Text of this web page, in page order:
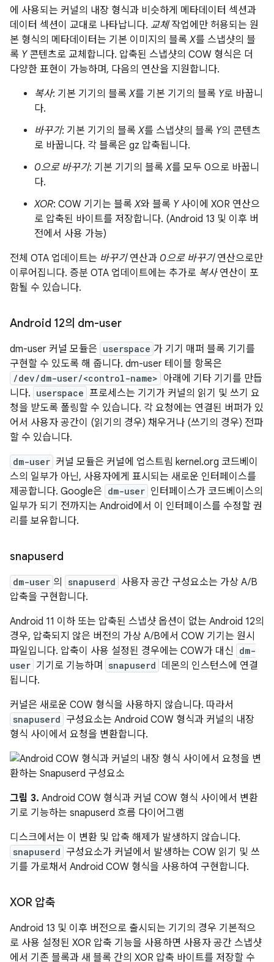
에 사용되는 커널의 내장 형식과 비슷하게 메타데이터 섹션과
데이터 섹션이 교대로 나타납니다. 교체작업에만 허용되는 원
본 형식의 메타데이터는 기본 이미지의 블록X를 스냅샷의 블
록 Y콘텐츠로 교체합니다. 압축된 스냅샷의 COW 형식은 더
다양한 표현이 가능하며, 다음의 연산을 지원합니다.
복사: 기본 기기의 블록X를 기본 기기의 블록 Y로 바꿉니
다.
바꾸기: 기본 기기의 블록X를 스냅샷의 블록 Y의 콘텐츠
로 바꿉니다. 각 블록은 gz 압축됩니다.
0으로 바꾸기: 기본 기기의 블록X를 모두 0으로 바꿉니
다.
XOR: COW 기기는 블록X와 블록 Y사이에 XOR 연산으
로 압축된 바이트를 저장합니다. (Android 13 및 이후 버
전에서 사용 가능)
전체 OTA 업데이트는 바꾸기연산과 0으로 바꾸기연산으로만
이루어집니다. 증분 OTA 업데이트에는 추가로 복사연산이 포
함될 수 있습니다.
Android 12의 dm-user
dm-user 커널 모듈은 userspace 가 기기 매퍼 블록 기기를
구현할 수 있도록 해 줍니다. dm-user 테이블 항목은
/dev/dm-user/<control-name> 아래에 기타 기기를 만듭
니다. userspace 프로세스는 기기가 커널의 읽기 및 쓰기 요
청을 받도록 폴링할 수 있습니다. 각 요청에는 연결된 버퍼가 있
어서 사용자 공간이 (읽기의 경우) 채우거나 (쓰기의 경우) 전파
할 수 있습니다.
dm-user 커널 모듈은 커널에 업스트림 kernel.org 코드베이
스의 일부가 아닌, 사용자에게 표시되는 새로운 인터페이스를
제공합니다. Google은 dm-user 인터페이스가 코드베이스의
일부가 되기 전까지는 Android에서 이 인터페이스를 수정할 권
리를 보유합니다.
snapuserd
dm-user 의 snapuserd 사용자 공간 구성요소는 가상 A/B
압축을 구현합니다.
Android 11 이하 또는 압축된 스냅샷 옵션이 없는 Android 12의
경우, 압축되지 않은 버전의 가상 A/B에서 COW 기기는 원시
파일입니다. 압축이 사용 설정된 경우에는 COW가 대신 dm-
user 기기로 기능하며 snapuserd 데몬의 인스턴스에 연결
됩니다.
커널은 새로운 COW 형식을 사용하지 않습니다. 따라서
snapuserd 구성요소는 Android COW 형식과 커널의 내장
형식 사이에서 요청을 변환합니다.
그림 3. Android COW 형식과 커널 COW 형식 사이에서 변환
기로 기능하는 snapuserd 흐름 다이어그램
디스크에서는 이 변환 및 압축 해제가 발생하지 않습니다.
snapuserd 구성요소가 커널에서 발생하는 COW 읽기 및 쓰
기를 가로채서 Android COW 형식을 사용하여 구현합니다.
XOR 압축
Android 13 및 이후 버전으로 출시되는 기기의 경우 기본적으
로 사용 설정된 XOR 압축 기능을 사용하면 사용자 공간 스냅샷
에서 기존 블록과 새 블록 간의 XOR 압축 바이트를 저장할 수